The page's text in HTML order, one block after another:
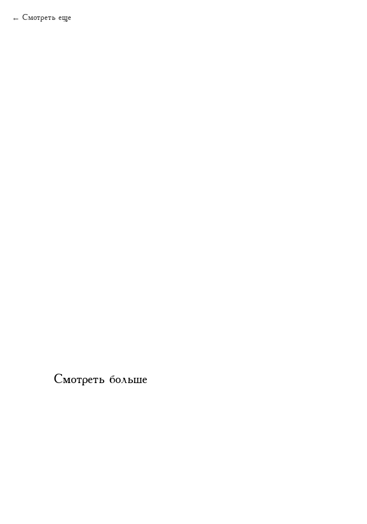
Смотреть еще
Смотреть больше